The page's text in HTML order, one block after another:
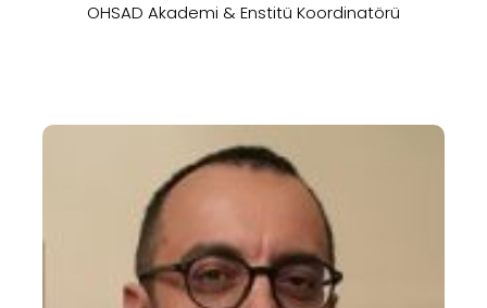
OHSAD Akademi & Enstitü Koordinatörü